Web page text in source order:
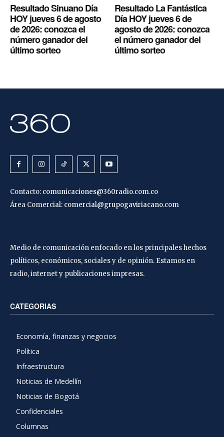
Resultado Sinuano Día
HOY jueves 6 de agosto
de 2026: conozca el
número ganador del
último sorteo
Resultado La Fantástica
Día HOY jueves 6 de
agosto de 2026: conozca
el número ganador del
último sorteo
Contacto: comunicaciones@360radio.com.co
Área Comercial: comercial@grupogaviriacano.com
Medio de comunicación enfocado en los principales hechos
políticos, económicos, sociales y de opinión. Estamos en
radio, internet y publicaciones impresas.
CATEGORIAS
Economía, finanzas y negocios
Política
Infraestructura
Noticias de Medellín
Noticias de Bogotá
Confidenciales
Columnas